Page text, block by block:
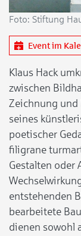
Foto: Stiftung
Event im
Klaus Hack
zwischen
Zeichnung und
seines
poetischer
filigrane
Gestalten oder
entstehenden
bearbeitete
dienen sowohl